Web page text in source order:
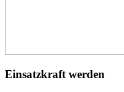
Einsatzkraft werden